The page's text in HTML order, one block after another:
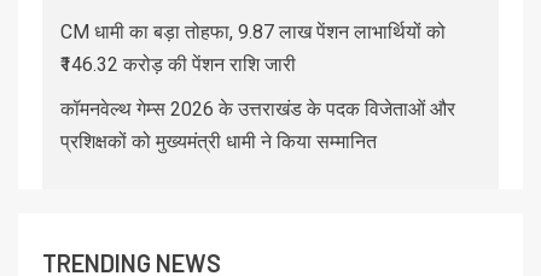
CM धामी का बड़ा तोहफा, 9.87 लाख पेंशन लाभार्थियों को
₹146.32 करोड़ की पेंशन राशि जारी
कॉमनवेल्थ गेम्स 2026 के उत्तराखंड के पदक विजेताओं और
प्रशिक्षकों को मुख्यमंत्री धामी ने किया सम्मानित
TRENDING NEWS